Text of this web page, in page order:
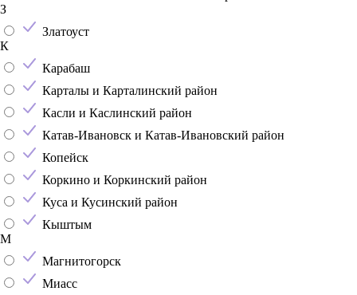
З
Златоуст
К
Карабаш
Карталы и Карталинский район
Касли и Каслинский район
Катав-Ивановск и Катав-Ивановский район
Копейск
Коркино и Коркинский район
Куса и Кусинский район
Кыштым
М
Магнитогорск
Миасс